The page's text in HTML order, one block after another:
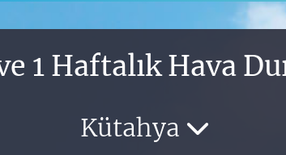
BİST100
1 Haftalık Hava
Kütahya